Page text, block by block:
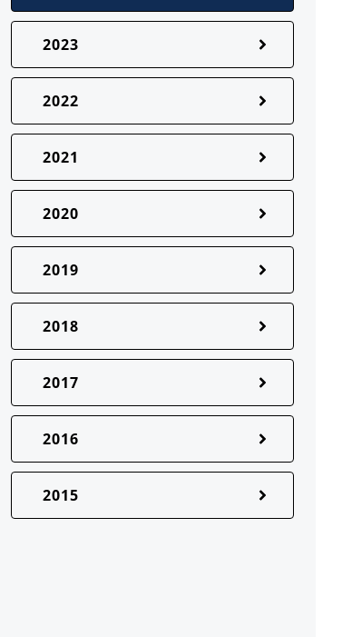
2023
2022
2021
2020
2019
2018
2017
2016
2015